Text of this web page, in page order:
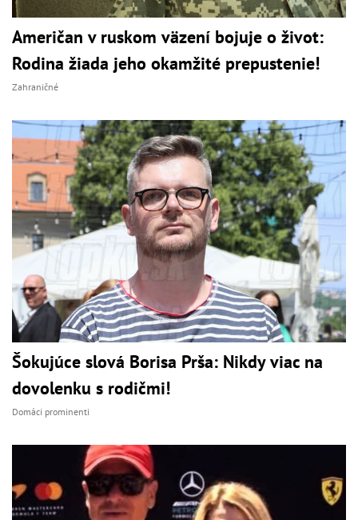
Američan v ruskom väzení bojuje o život:
Rodina žiada jeho okamžité prepustenie!
Zahraničné
Šokujúce slová Borisa Prša: Nikdy viac na
dovolenku s rodičmi!
Domáci prominenti